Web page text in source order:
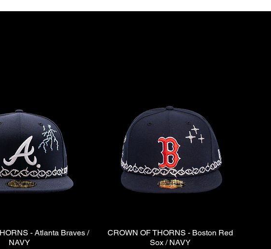
イックビュー- Atlanta Braves /
NAVY
クイックビュー
CROWN OF THORNS - Boston Red
Sox / NAVY